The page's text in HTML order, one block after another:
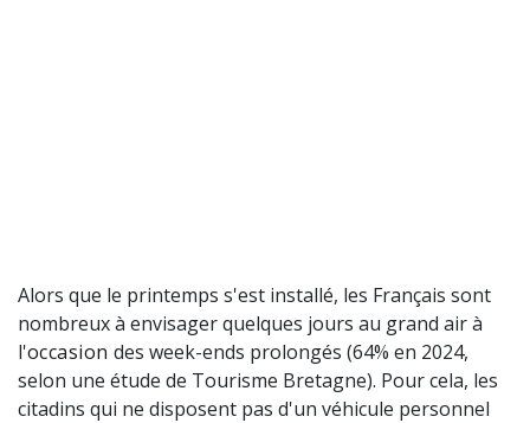
Alors que le printemps s'est installé, les Français sont
nombreux à envisager quelques jours au grand air à
l'occasion des week-ends prolongés (64% en 2024,
selon une étude de Tourisme Bretagne). Pour cela, les
citadins qui ne disposent pas d'un véhicule personnel